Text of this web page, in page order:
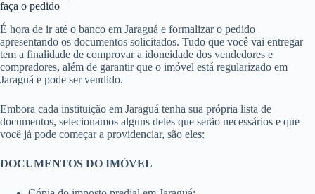
faça o pedido
É hora de ir até o banco em Jaraguá e formalizar o pedido
apresentando os documentos solicitados. Tudo que você vai entregar
tem a finalidade de comprovar a idoneidade dos vendedores e
compradores, além de garantir que o imóvel está regularizado em
Jaraguá e pode ser vendido.
Embora cada instituição em Jaraguá tenha sua própria lista de
documentos, selecionamos alguns deles que serão necessários e que
você já pode começar a providenciar, são eles:
DOCUMENTOS DO IMÓVEL